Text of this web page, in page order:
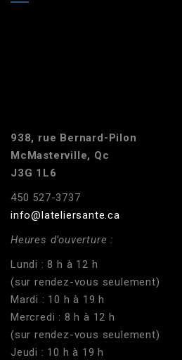
938, rue Bernard-Pilon
McMasterville, Qc
J3G 1L6
450 527-3737
info@lateliersante.ca
Heures d’ouverture :
Lundi : 8 h à 12 h
(sur rendez-vous seulement)
Mardi : 10 h à 19 h
Mercredi : 8 h à 12 h
(sur rendez-vous seulement)
Jeudi : 10 h à 19 h